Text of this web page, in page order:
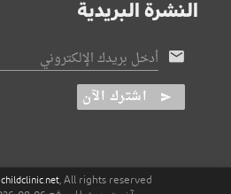
النشرة البريدية
أدخل بريدك الإلكتروني
اشترك الآن
childclinic.net, All rights reserved